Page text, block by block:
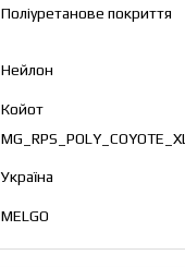
Поліуретанове покриття
Нейлон
Койот
MG_RPS_POLY_COYOTE_XL
Україна
MELGO